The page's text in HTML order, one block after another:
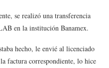
se realizó una transferencia
en la institución Banamex.
hecho, le envié al licenciado
factura correspondiente, lo hice